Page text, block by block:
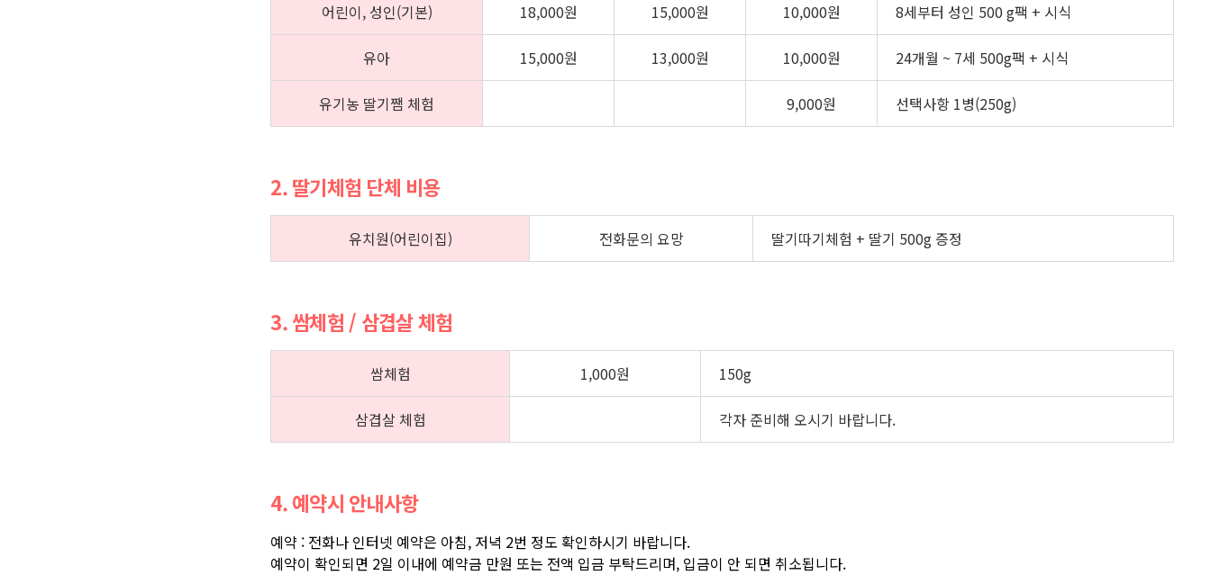
어린이, 성인(기본) 18,000원 15,000원 10,000원 8세부터 성인 500 g팩 + 시식
유아 15,000원 13,000원 10,000원 24개월 ~ 7세 500g팩 + 시식
유기농 딸기쨈 체험 9,000원 선택사항 1병(250g)
2. 딸기체험 단체 비용
유치원(어린이집) 전화문의 요망 딸기따기체험 + 딸기 500g 증정
3. 쌈체험 / 삼겹살 체험
쌈체험 1,000원 150g
삼겹살 체험 각자 준비해 오시기 바랍니다.
4. 예약시 안내사항
예약 : 전화나 인터넷 예약은 아침, 저녁 2번 정도 확인하시기 바랍니다.
예약이 확인되면 2일 이내에 예약금 만원 또는 전액 입금 부탁드리며, 입금이 안 되면 취소됩니다.